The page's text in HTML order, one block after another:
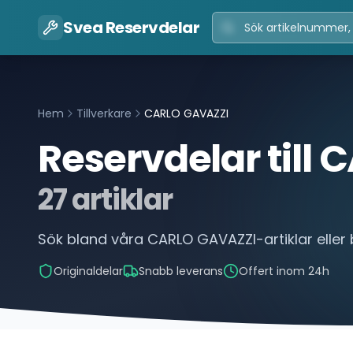
Svea Reservdelar
Hem Tillverkare CARLO GAVAZZI
Reservdelar till
27artiklar
Sök bland våra CARLO GAVAZZI-artiklar eller
Originaldelar Snabb leverans Offert inom 24h